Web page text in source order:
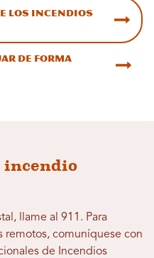
los incendios
de forma
incendio
llame al 911. Para
remotos, comuníquese con
de Incendios